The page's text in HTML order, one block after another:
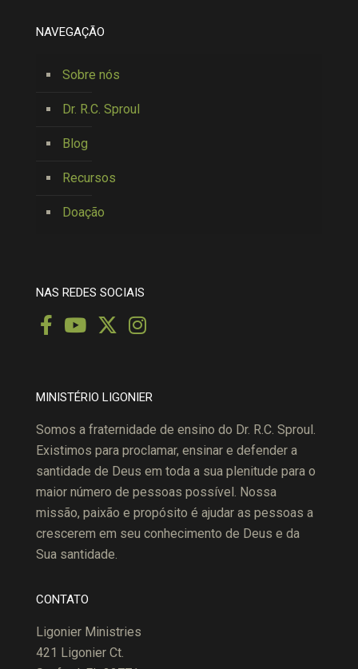
NAVEGAÇÃO
Sobre nós
Dr. R.C. Sproul
Blog
Recursos
Doação
NAS REDES SOCIAIS
MINISTÉRIO LIGONIER
Somos a fraternidade de ensino do Dr. R.C. Sproul.
Existimos para proclamar, ensinar e defender a
santidade de Deus em toda a sua plenitude para o
maior número de pessoas possível. Nossa
missão, paixão e propósito é ajudar as pessoas a
crescerem em seu conhecimento de Deus e da
Sua santidade.
CONTATO
Ligonier Ministries
421 Ligonier Ct.